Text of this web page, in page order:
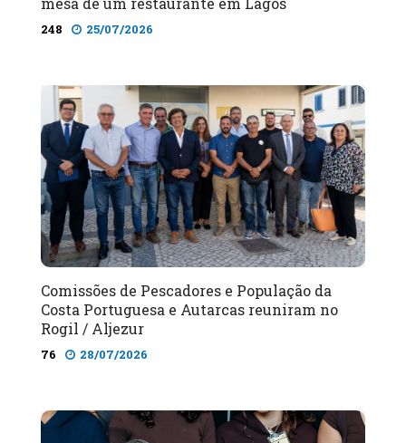
248 25/07/2026
Comissões de Pescadores e População da
Costa Portuguesa e Autarcas reuniram no
Rogil / Aljezur
76 28/07/2026